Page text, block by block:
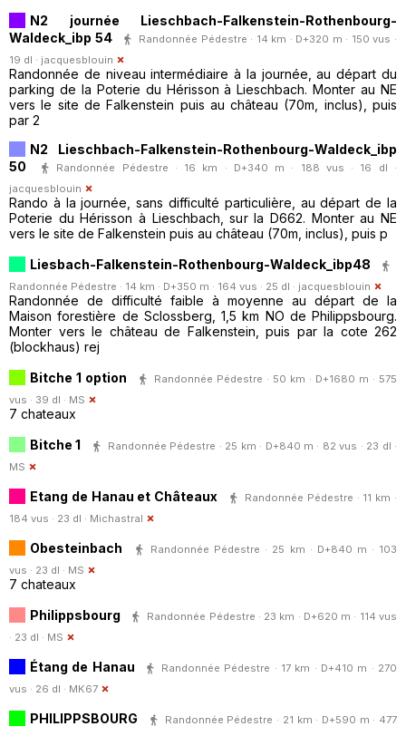
N2 journée Lieschbach-Falkenstein-Rothenbourg-
Waldeck_ibp 54
Randonnée Pédestre · 14 km · D+320 m · 150 vus ·
19 dl · jacquesblouin
Randonnée de niveau intermédiaire à la journée, au départ du
parking de la Poterie du Hérisson à Lieschbach. Monter au NE
vers le site de Falkenstein puis au château (70m, inclus), puis
par 2
N2 Lieschbach-Falkenstein-Rothenbourg-Waldeck_ibp
50
Randonnée Pédestre · 16 km · D+340 m · 188 vus · 16 dl ·
jacquesblouin
Rando à la journée, sans difficulté particulière, au départ de la
Poterie du Hérisson à Lieschbach, sur la D662. Monter au NE
vers le site de Falkenstein puis au château (70m, inclus), puis p
Liesbach-Falkenstein-Rothenbourg-Waldeck_ibp48
Randonnée Pédestre · 14 km · D+350 m · 164 vus · 25 dl · jacquesblouin
Randonnée de difficulté faible à moyenne au départ de la
Maison forestière de Sclossberg, 1,5 km NO de Philippsbourg.
Monter vers le château de Falkenstein, puis par la cote 262
(blockhaus) rej
Bitche 1 option
Randonnée Pédestre · 50 km · D+1680 m · 575
vus · 39 dl · MS
7 chateaux
Bitche 1
Randonnée Pédestre · 25 km · D+840 m · 82 vus · 23 dl ·
MS
Etang de Hanau et Châteaux
Randonnée Pédestre · 11 km ·
184 vus · 23 dl · Michastral
Obesteinbach
Randonnée Pédestre · 25 km · D+840 m · 103
vus · 23 dl · MS
7 chateaux
Philippsbourg
Randonnée Pédestre · 23 km · D+620 m · 114 vus
· 23 dl · MS
Étang de Hanau
Randonnée Pédestre · 17 km · D+410 m · 270
vus · 26 dl · MK67
PHILIPPSBOURG
Randonnée Pédestre · 21 km · D+590 m · 477